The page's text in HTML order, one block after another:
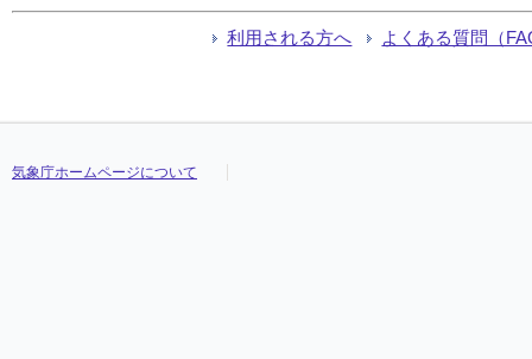
利用される方へ よくある質問（
気象庁ホームページについて